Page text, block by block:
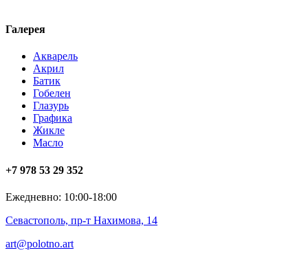
Галерея
Акварель
Акрил
Батик
Гобелен
Глазурь
Графика
Жикле
Масло
+7 978 53 29 352
Ежедневно: 10:00-18:00
Севастополь, пр-т Нахимова, 14
art@polotno.art